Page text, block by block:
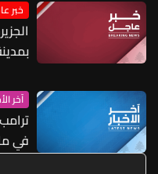
خبر
آخر
في
وزير